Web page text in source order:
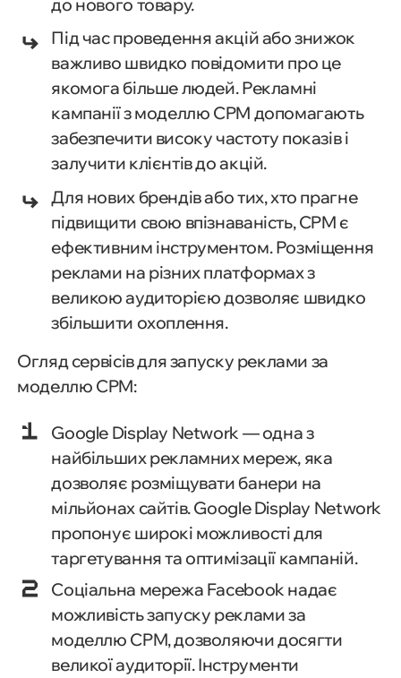
Під час проведення акцій або знижок
важливо швидко повідомити про це
якомога більше людей. Рекламні
кампанії з моделлю CPM допомагають
забезпечити високу частоту показів і
залучити клієнтів до акцій.
Для нових брендів або тих, хто прагне
підвищити свою впізнаваність, CPM є
ефективним інструментом. Розміщення
реклами на різних платформах з
великою аудиторією дозволяє швидко
збільшити охоплення.
Огляд сервісів для запуску реклами за
моделлю CPM:
Google Display Network — одна з
найбільших рекламних мереж, яка
дозволяє розміщувати банери на
мільйонах сайтів. Google Display Network
пропонує широкі можливості для
таргетування та оптимізації кампаній.
Соціальна мережа Facebook надає
можливість запуску реклами за
моделлю CPM, дозволяючи досягти
великої аудиторії. Інструменти